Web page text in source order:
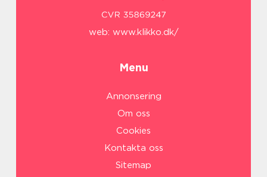
web: www.klikko.dk/
Menu
Annonsering
Om oss
Cookies
Kontakta oss
Sitemap